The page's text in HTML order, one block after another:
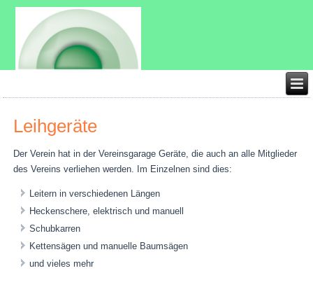
Leihgeräte
Der Verein hat in der Vereinsgarage Geräte, die auch an alle Mitglieder
des Vereins verliehen werden. Im Einzelnen sind dies:
Leitern in verschiedenen Längen
Heckenschere, elektrisch und manuell
Schubkarren
Kettensägen und manuelle Baumsägen
und vieles mehr